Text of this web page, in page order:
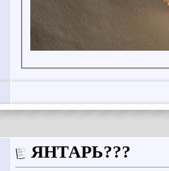
ЯНТАРЬ???